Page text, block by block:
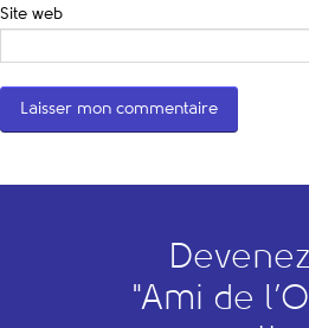
Site web
"Ami de l’O